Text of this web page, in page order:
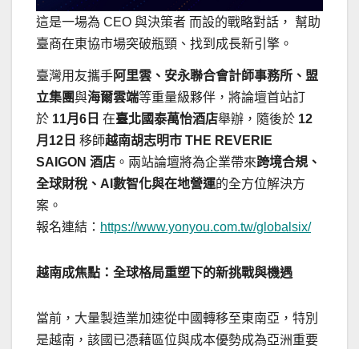
這是一場為 CEO 與決策者 而設的戰略對話， 幫助
臺商在東協市場突破瓶頸、找到成長新引擎。
臺灣用友攜手阿里雲、安永聯合會計師事務所、盟
立集團與海爾雲端等重量級夥伴，將論壇首站訂
於 11月6 日 在臺北國泰萬怡酒店舉辦，隨後於 12
月12 日 移師越南胡志明市 THE REVERIE
SAIGON 酒店 。兩站論壇將為企業帶來跨境合規、
全球財稅、 AI 數智化與在地營運的全方位解決方
案。
報名連結： https://www.yonyou.com.tw/globalsix/
越南成焦點：全球格局重塑下的新挑戰與機遇
當前，大量製造業加速從中國轉移至東南亞，特別
是越南，該國已憑藉區位與成本優勢成為亞洲重要